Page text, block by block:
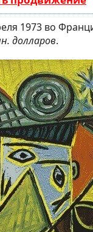
1973 во
долларов.